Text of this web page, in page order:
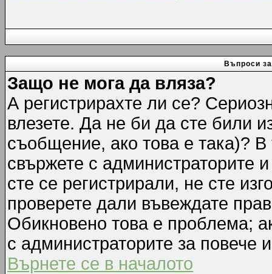
Въпроси
Защо не мога да вляза?
А регистрирахте ли се?
влезете. Да не би да сте били
съобщение, ако това е така)?
свържете с администраторите
сте се регистрирали, не сте
проверете дали въвеждате
Обикновено това е проблема;
с администраторите за повече
Върнете се в началото